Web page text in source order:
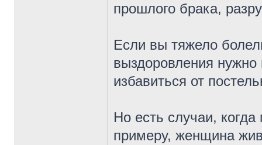
прошлого брака,
Если вы тяжело
выздоровления
избавиться от
Но есть случаи,
примеру, женщина